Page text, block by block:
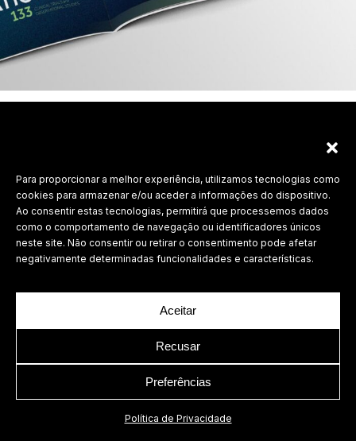
Para proporcionar a melhor experiência, utilizamos tecnologias como
cookies para armazenar e/ou aceder a informações do dispositivo.
Ao consentir estas tecnologias, permitirá que processemos dados
como o comportamento de navegação ou identificadores únicos
neste site. Não consentir ou retirar o consentimento pode afetar
negativamente determinadas funcionalidades e características.
Aceitar
Recusar
Preferências
Política de Privacidade
©2026 Todos os direitos reservados.
Política de Privacidade